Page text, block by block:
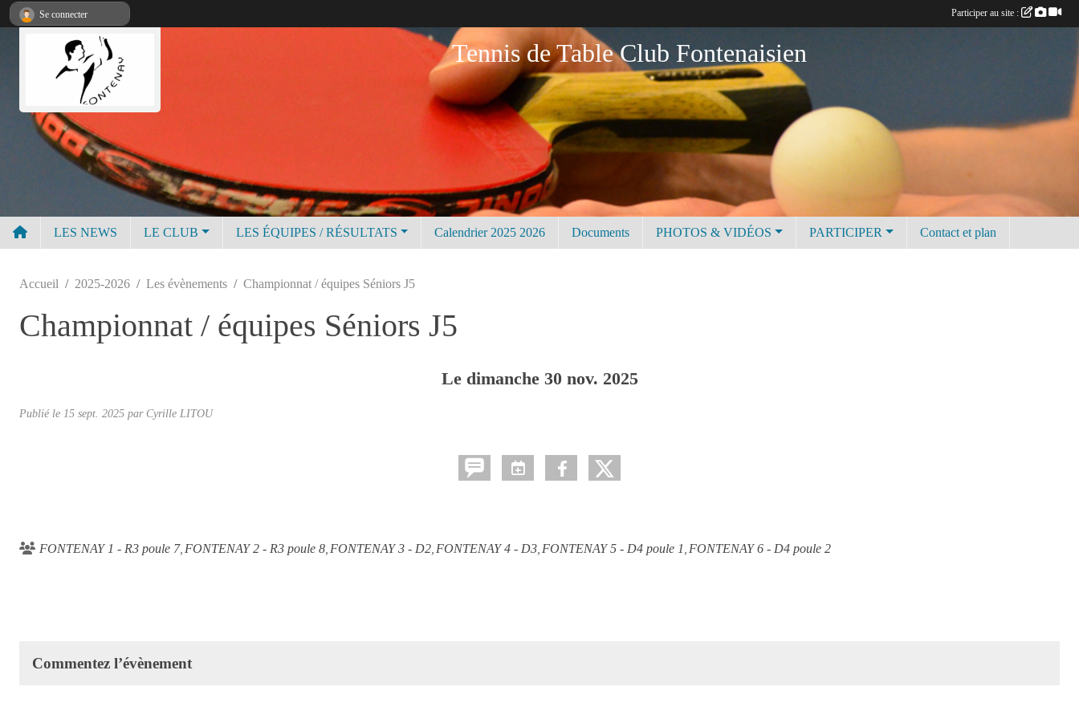
Tennis de Table Club Fontenaisien
LES NEWS LE CLUB LES ÉQUIPES / RÉSULTATS Calendrier 2025 2026 Documents PHOTOS & VIDÉOS PARTICIPER Contact et plan
Accueil 2025-2026 Les évènements Championnat / équipes Séniors J5
Championnat / équipes Séniors J5
Le dimanche 30 nov. 2025
Publié le 15 sept. 2025 par Cyrille LITOU
FONTENAY 1 - R3 poule 7 FONTENAY 2 - R3 poule 8 FONTENAY 3 - D2 FONTENAY 4 - D3 FONTENAY 5 - D4 poule 1 FONTENAY 6 - D4 poule 2
Commentez l’évènement
Se connecter Participer au site :
Panneau de gestion des cookies